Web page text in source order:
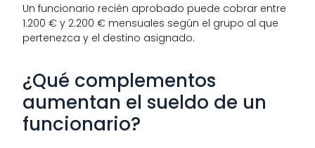
Un funcionario recién aprobado puede cobrar entre
1.200 € y 2.200 € mensuales según el grupo al que
pertenezca y el destino asignado.
¿Qué complementos
aumentan el sueldo de un
funcionario?